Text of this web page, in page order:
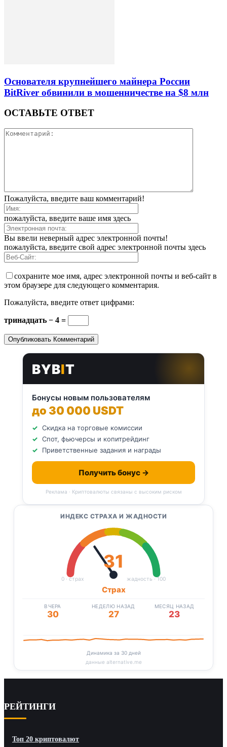
Основателя крупнейшего майнера России
BitRiver обвинили в мошенничестве на $8 млн
ОСТАВЬТЕ ОТВЕТ
Пожалуйста, введите ваш комментарий!
пожалуйста, введите ваше имя здесь
Вы ввели неверный адрес электронной почты!
пожалуйста, введите свой адрес электронной почты здесь
сохраните мое имя, адрес электронной почты и веб-сайт в
этом браузере для следующего комментария.
Пожалуйста, введите ответ цифрами:
тринадцать − 4 =
BYBIT
Бонусы новым пользователям
до 30 000 USDT
Скидка на торговые комиссии
Спот, фьючерсы и копитрейдинг
Приветственные задания и награды
Получить бонус →
Реклама · Криптовалюты связаны с высоким риском
ИНДЕКС СТРАХА И ЖАДНОСТИ
0 · страх жадность · 100
31
Страх
ВЧЕРА
30
НЕДЕЛЮ НАЗАД
27
МЕСЯЦ НАЗАД
23
Динамика за 30 дней
данные alternative.me
РЕЙТИНГИ
Топ 20 криптовалют